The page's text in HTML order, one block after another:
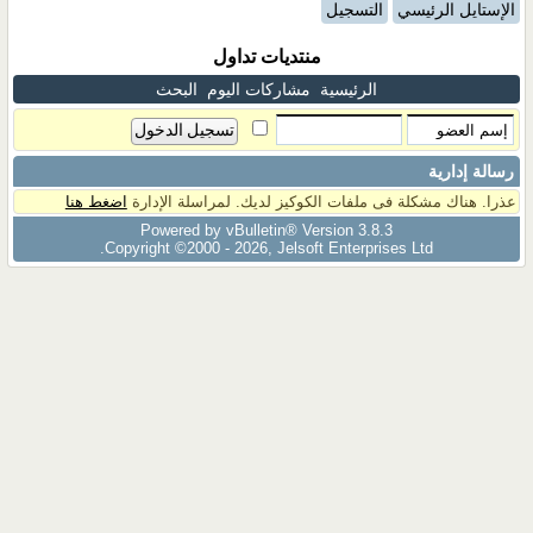
الإستايل الرئيسي التسجيل
منتديات تداول
الرئيسية مشاركات اليوم البحث
رسالة إدارية
عذرا. هناك مشكلة فى ملفات الكوكيز لديك. لمراسلة الإدارة اضغط هنا
Powered by vBulletin® Version 3.8.3
Copyright ©2000 - 2026, Jelsoft Enterprises Ltd.